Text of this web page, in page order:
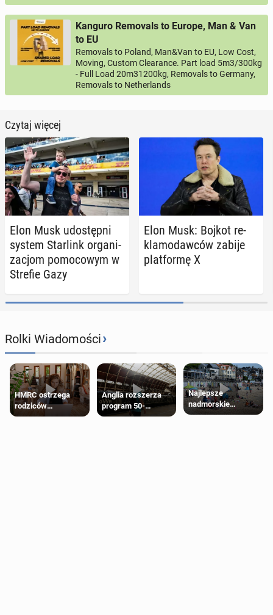
Kanguro Removals to Europe, Man & Van
to EU
Removals to Poland, Man&Van to EU, Low Cost,
Moving, Custom Clearance. Part load 5m3/300kg
- Full Load 20m31200kg, Removals to Germany,
Removals to Netherlands
Czytaj więcej
Elon Musk udo­stęp­ni
system Star­link or­ga­ni­
za­cjom po­mo­co­wym w
Strefie Gazy
Elon Musk: Bojkot re­
kla­mo­daw­ców zabije
plat­for­mę X
Rolki Wiadomości›
HMRC ostrzega
rodziców
pobierających Child
Anglia rozszerza
program 50-
procentowych
Najlepsze
nadmorskie
miasteczko blisko